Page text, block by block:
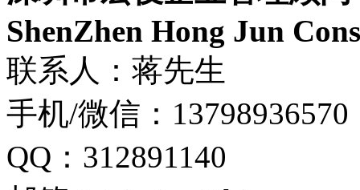
ShenZhen Hong Jun
联系人：蒋先生
手机/微信：13798936570
QQ：312891140